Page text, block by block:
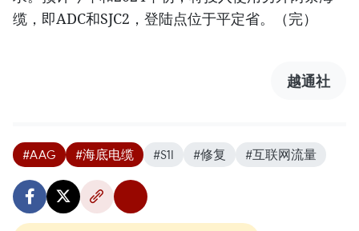
缆，即ADC和SJC2，登陆点位于平定省。（完）
越通社
#AAG #海底电缆 #S1I #修复 #互联网流量